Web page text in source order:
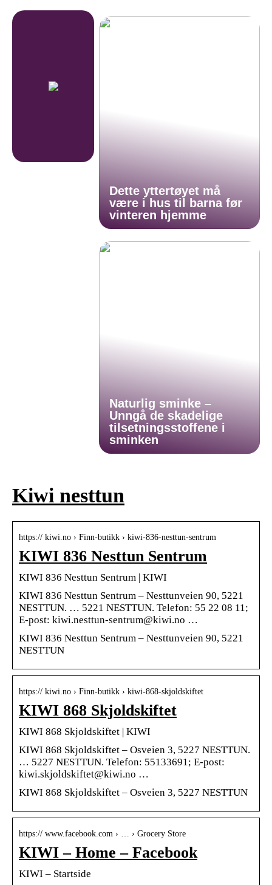
Dette yttertøyet må
være i hus til barna før
vinteren hjemme
Naturlig sminke –
Unngå de skadelige
tilsetningsstoffene i
sminken
Kiwi nesttun
https:// kiwi.no › Finn-butikk › kiwi-836-nesttun-sentrum
KIWI 836 Nesttun Sentrum
KIWI 836 Nesttun Sentrum | KIWI
KIWI 836 Nesttun Sentrum – Nesttunveien 90, 5221
NESTTUN. … 5221 NESTTUN. Telefon: 55 22 08 11;
E-post: kiwi.nesttun-sentrum@kiwi.no …
KIWI 836 Nesttun Sentrum – Nesttunveien 90, 5221
NESTTUN
https:// kiwi.no › Finn-butikk › kiwi-868-skjoldskiftet
KIWI 868 Skjoldskiftet
KIWI 868 Skjoldskiftet | KIWI
KIWI 868 Skjoldskiftet – Osveien 3, 5227 NESTTUN.
… 5227 NESTTUN. Telefon: 55133691; E-post:
kiwi.skjoldskiftet@kiwi.no …
KIWI 868 Skjoldskiftet – Osveien 3, 5227 NESTTUN
https:// www.facebook.com › … › Grocery Store
KIWI – Home – Facebook
KIWI – Startside